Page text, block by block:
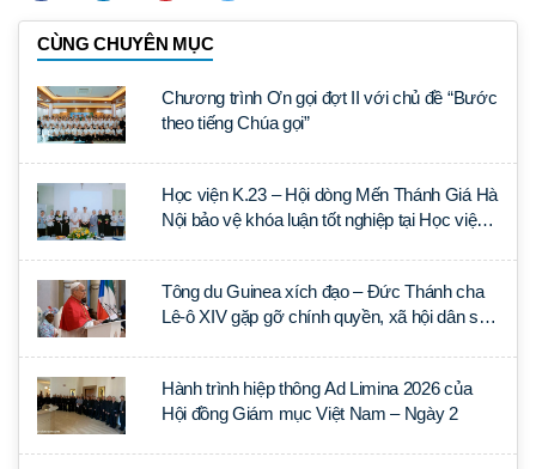
CÙNG CHUYÊN MỤC
Chương trình Ơn gọi đợt II với chủ đề “Bước
theo tiếng Chúa gọi”
Học viện K.23 – Hội dòng Mến Thánh Giá Hà
Nội bảo vệ khóa luận tốt nghiệp tại Học viện
Tông du Guinea xích đạo – Đức Thánh cha
Lê-ô XIV gặp gỡ chính quyền, xã hội dân sự
Hành trình hiệp thông Ad Limina 2026 của
Hội đồng Giám mục Việt Nam – Ngày 2